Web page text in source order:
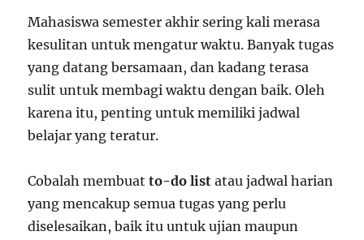
Mahasiswa semester akhir sering kali merasa
kesulitan untuk mengatur waktu. Banyak tugas
yang datang bersamaan, dan kadang terasa
sulit untuk membagi waktu dengan baik. Oleh
karena itu, penting untuk memiliki jadwal
belajar yang teratur.
Cobalah membuatto-do list atau jadwal harian
yang mencakup semua tugas yang perlu
diselesaikan, baik itu untuk ujian maupun